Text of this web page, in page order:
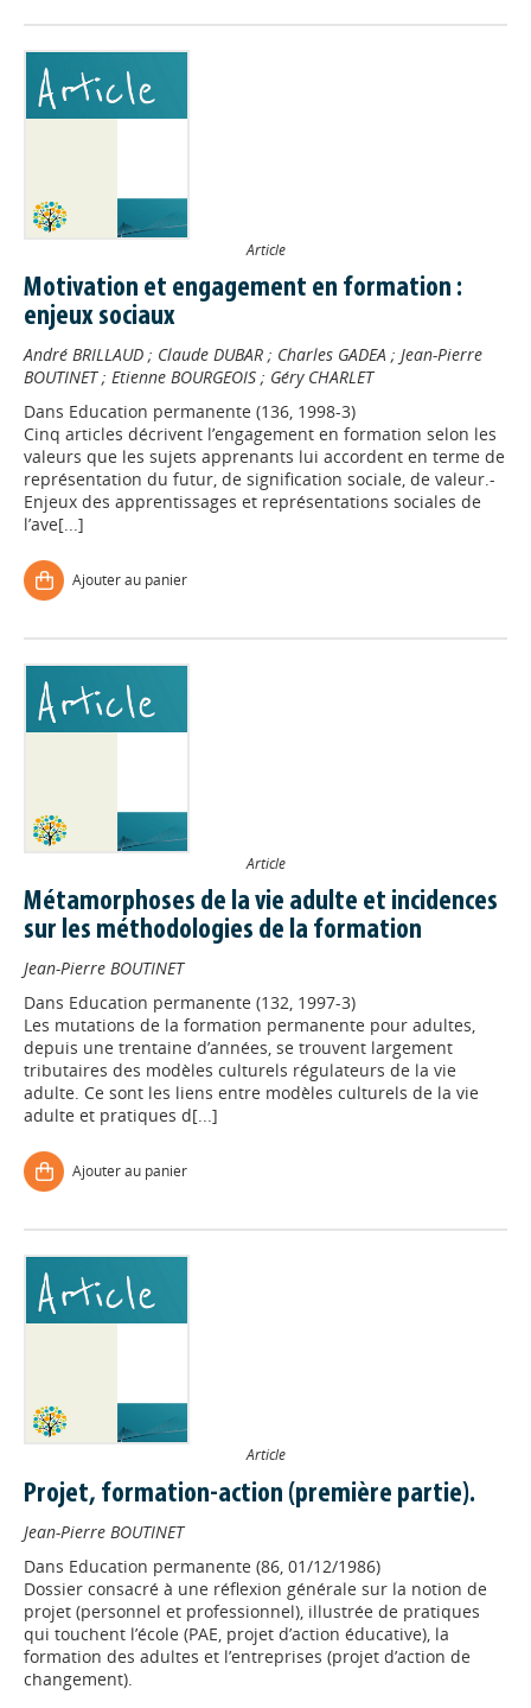
Article
Motivation et engagement en formation :
enjeux sociaux
André BRILLAUD ; Claude DUBAR ; Charles GADEA ; Jean-Pierre
BOUTINET; Etienne BOURGEOIS ; Géry CHARLET
Dans Education permanente (136, 1998-3)
Cinq articles décrivent l’engagement en formation selon les
valeurs que les sujets apprenants lui accordent en terme de
représentation du futur, de signification sociale, de valeur.-
Enjeux des apprentissages et représentations sociales de
l’ave[...]
Ajouter au panier
Article
Métamorphoses de la vie adulte et incidences
sur les méthodologies de la formation
Jean-Pierre BOUTINET
Dans Education permanente (132, 1997-3)
Les mutations de la formation permanente pour adultes,
depuis une trentaine d’années, se trouvent largement
tributaires des modèles culturels régulateurs de la vie
adulte. Ce sont les liens entre modèles culturels de la vie
adulte et pratiques d[...]
Ajouter au panier
Article
Projet, formation-action (première partie).
Jean-Pierre BOUTINET
Dans Education permanente (86, 01/12/1986)
Dossier consacré à une réflexion générale sur la notion de
projet (personnel et professionnel), illustrée de pratiques
qui touchent l’école (PAE, projet d’action éducative), la
formation des adultes et l’entreprises (projet d’action de
changement).
Appels à projets
Déposer une actu !